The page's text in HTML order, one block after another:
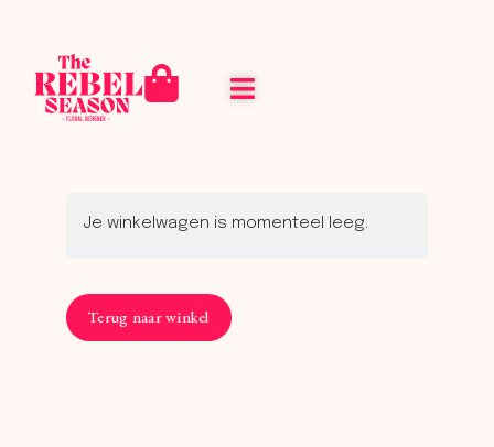
Je winkelwagen is momenteel leeg.
Terug naar winkel